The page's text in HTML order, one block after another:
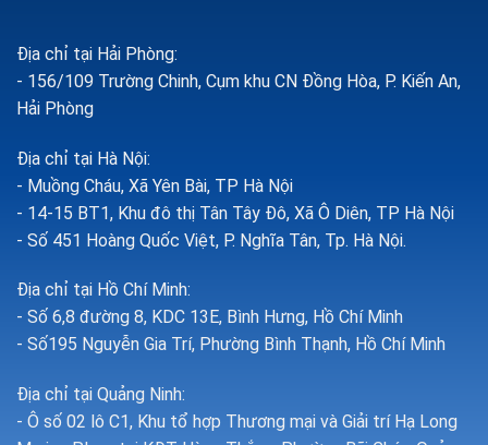
Địa chỉ tại Hải Phòng:
- 156/109 Trường Chinh, Cụm khu CN Đồng Hòa, P. Kiến An,
Hải Phòng
Địa chỉ tại Hà Nội:
- Muồng Cháu, Xã Yên Bài, TP Hà Nội
- 14-15 BT1, Khu đô thị Tân Tây Đô, Xã Ô Diên, TP Hà Nội
- Số 451 Hoàng Quốc Việt, P. Nghĩa Tân, Tp. Hà Nội.
Địa chỉ tại Hồ Chí Minh:
- Số 6,8 đường 8, KDC 13E, Bình Hưng, Hồ Chí Minh
- Số195 Nguyễn Gia Trí, Phường Bình Thạnh, Hồ Chí Minh
Địa chỉ tại Quảng Ninh:
- Ô số 02 lô C1, Khu tổ hợp Thương mại và Giải trí Hạ Long